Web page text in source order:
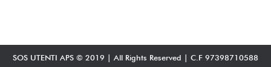
SOS UTENTI APS © 2019 | All Rights Reserved | C.F 97398710588